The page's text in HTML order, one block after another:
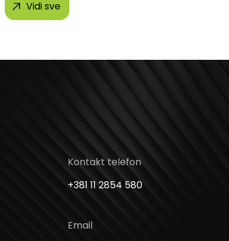
Vidi sve
Kontakt telefon
+381 11 2854 580
Email